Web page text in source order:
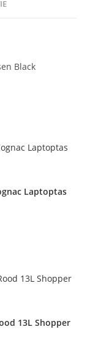
Black
Laptoptas
13L Shopper